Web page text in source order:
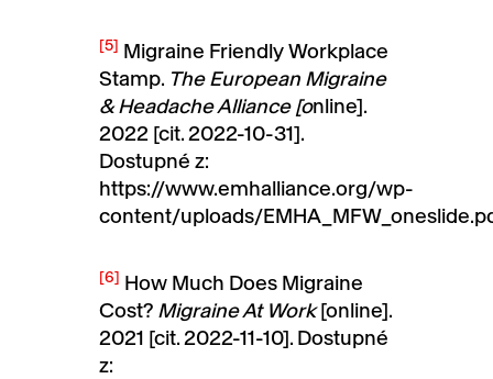
[5] Migraine Friendly Workplace
Stamp. The European Migraine
& Headache Alliance [online].
2022 [cit. 2022-10-31].
Dostupné z:
https://www.emhalliance.org/wp-
content/uploads/
[6] How Much Does Migraine
Cost? Migraine At Work[online].
2021 [cit. 2022-11-10]. Dostupné
z: